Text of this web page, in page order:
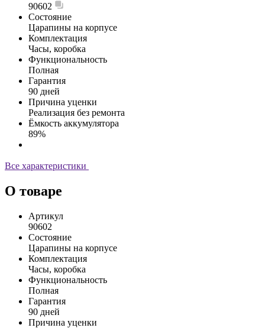
90602
Состояние
Царапины на корпусе
Комплектация
Часы, коробка
Функциональность
Полная
Гарантия
90 дней
Причина уценки
Реализация без ремонта
Ёмкость аккумулятора
89%
Все характеристики
О товаре
Артикул
90602
Состояние
Царапины на корпусе
Комплектация
Часы, коробка
Функциональность
Полная
Гарантия
90 дней
Причина уценки